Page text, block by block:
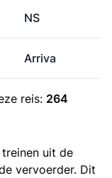
NS
Arriva
reis: 264
uit de
vervoerder. Dit